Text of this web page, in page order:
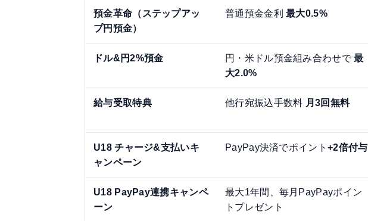
預金革命（ステップアッ
プ円預金）
普通預金金利最大0.5%
ドル&円2%預金 円・米ドル預金組み合わせで最
大2.0%
給与受取特典 他行宛振込手数料 月3回無料
U18 チャージ&支払いキ
ャンペーン
PayPay決済でポイント +2倍付与
U18 PayPay連携キャンペ
ーン
最大1年間、毎月PayPayポイン
トプレゼント